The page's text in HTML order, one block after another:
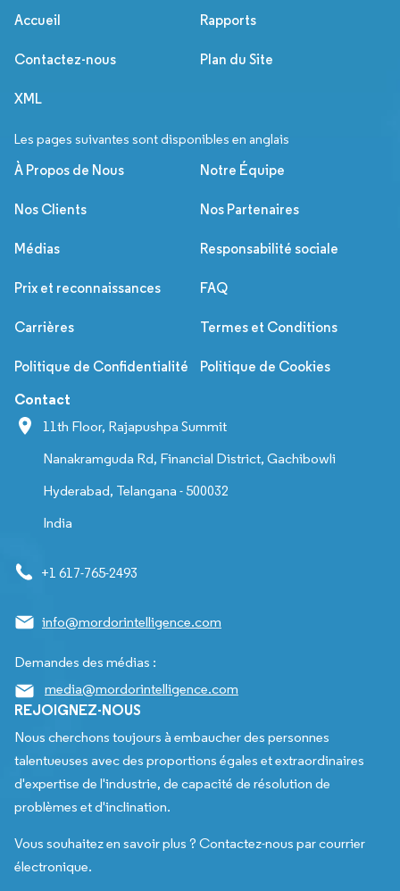
Accueil Rapports
Contactez-nous Plan du Site
XML
Les pages suivantes sont disponibles en anglais
À Propos de Nous Notre Équipe
Nos Clients Nos Partenaires
Médias Responsabilité sociale
Prix et reconnaissances FAQ
Carrières Termes et Conditions
Politique de Confidentialité Politique de Cookies
Contact
11th Floor, Rajapushpa Summit
Nanakramguda Rd, Financial District, Gachibowli
Hyderabad, Telangana - 500032
India
+1 617-765-2493
info@mordorintelligence.com
Demandes des médias :
media@mordorintelligence.com
REJOIGNEZ-NOUS
Nous cherchons toujours à embaucher des personnes
talentueuses avec des proportions égales et extraordinaires
d'expertise de l'industrie, de capacité de résolution de
problèmes et d'inclination.
Vous souhaitez en savoir plus ? Contactez-nous par courrier
électronique.